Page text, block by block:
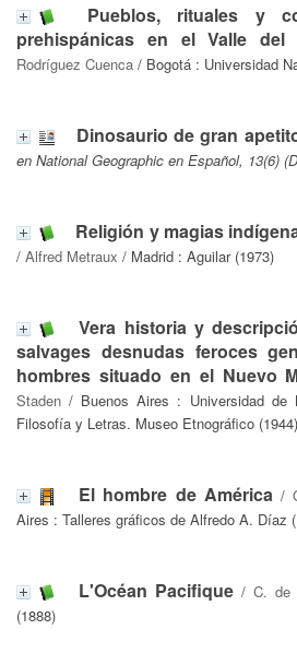
Pueblos, rituales y
prehispánicas en el Valle del
Rodríguez Cuenca / Bogotá : Universidad
Dinosaurio de gran
en National Geographic en Español, 13(6)
Religión y magias
/ Alfred Metraux / Madrid : Aguilar (1973)
Vera historia y
salvages desnudas feroces
hombres situado en el Nuevo
Staden / Buenos Aires : Universidad de
Filosofía y Letras. Museo Etnográfico (1944)
El hombre de América/
Aires : Talleres gráficos de Alfredo A. Díaz
L'Océan Pacifique/ C. de
(1888)